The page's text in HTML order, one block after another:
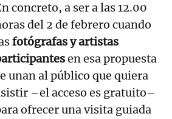
concreto, a ser a las 12.00
del 2 de febrero cuando
fotógrafas y artistas
en esa propuesta
unan al público que quiera
–el acceso es gratuito–
ofrecer una visita guiada